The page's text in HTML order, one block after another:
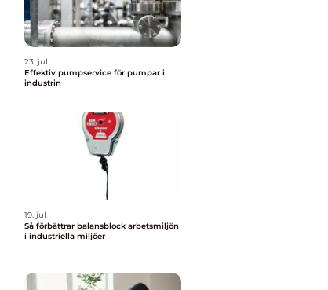
23. jul
Effektiv pumpservice för pumpar i
industrin
19. jul
Så förbättrar balansblock arbetsmiljön
i industriella miljöer